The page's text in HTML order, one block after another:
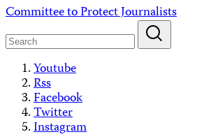
Skip
content
Committee to Protect Journalists
Youtube
Rss
Facebook
Twitter
Instagram